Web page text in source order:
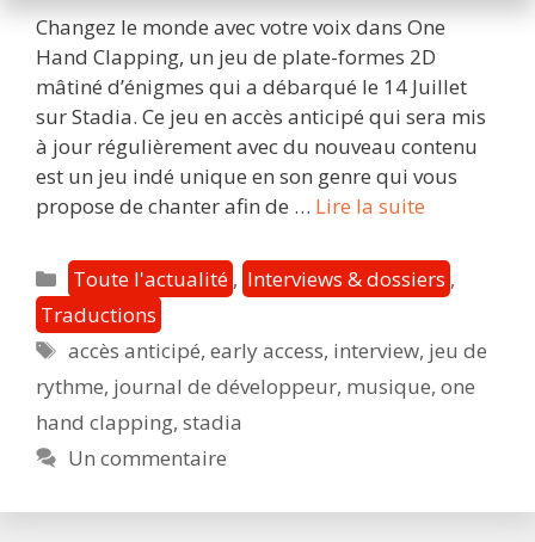
Changez le monde avec votre voix dans One
Hand Clapping, un jeu de plate-formes 2D
mâtiné d’énigmes qui a débarqué le 14 Juillet
sur Stadia. Ce jeu en accès anticipé qui sera mis
à jour régulièrement avec du nouveau contenu
est un jeu indé unique en son genre qui vous
propose de chanter afin de … Lire la suite
–
le
pouvoir
Catégories
Toute l'actualité , Interviews & dossiers ,
Traductions
Étiquettes
accès anticipé,early access, interview, jeu de
rythme, journal de développeur, musique, one
hand clapping, stadia
Un commentaire